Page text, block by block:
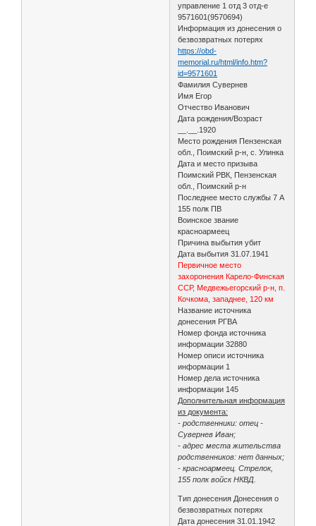
управление 1 отд 3 отд-е
9571601(9570694)
Информация из донесения о
безвозвратных потерях
https://obd-
memorial.ru/html/info.htm?
id=9571601
Фамилия Сувернев
Имя Егор
Отчество Иванович
Дата рождения/Возраст
__.__.1920
Место рождения Пензенская
обл., Поимский р-н, с. Улинка
Дата и место призыва
Поимский РВК, Пензенская
обл., Поимский р-н
Последнее место службы 7 А
155 полк ПВ
Воинское звание
красноармеец
Причина выбытия убит
Дата выбытия 31.07.1941
Первичное место
захоронения Карело-Финская
ССР, Медвежьегорский р-н, п.
Кочкома, западнее, 120 км
Название источника
донесения РГВА
Номер фонда источника
информации 32880
Номер описи источника
информации 1
Номер дела источника
информации 145
Дополнительная информация
из документа:
- родственники: отец -
Сувернев Иван;
- адрес места жительства
родственников: нет данных;
- красноармеец. Стрелок,
155 полк войск НКВД.
Тип донесения Донесения о
безвозвратных потерях
Дата донесения 31.01.1942